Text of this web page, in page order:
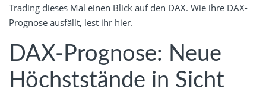
Trading dieses Mal einen Blick auf den DAX. Wie ihre DAX-
Prognose ausfällt, lest ihr hier.
DAX-Prognose: Neue
Höchststände in Sicht